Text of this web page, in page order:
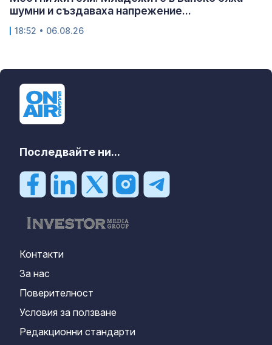
шумни и създаваха напрежение...
18:52 • 06.08.26
Последвайте ни...
Контакти
За нас
Поверителност
Условия за ползване
Редакционни стандарти